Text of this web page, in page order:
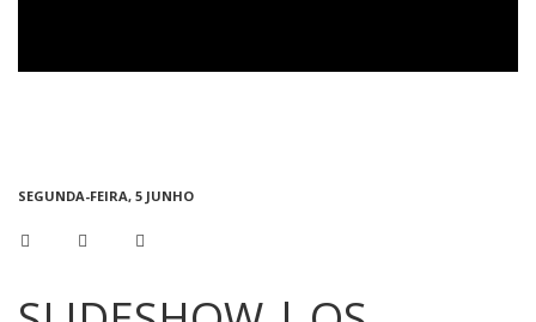
SEGUNDA-FEIRA, 5 JUNHO